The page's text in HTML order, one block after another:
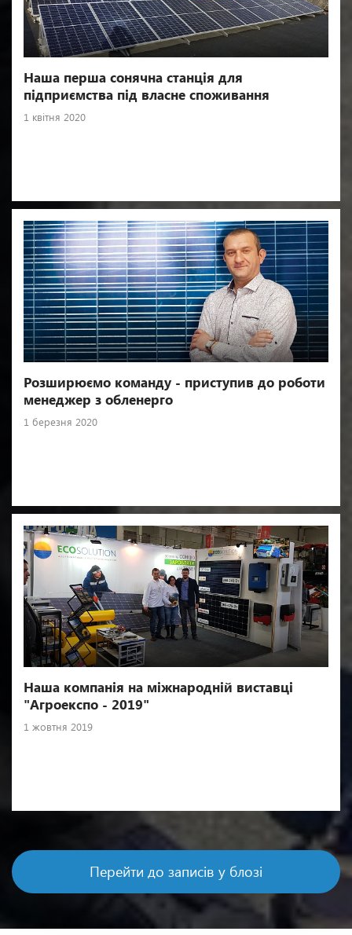
Наша перша сонячна станція для
підприємства під власне споживання
1 квітня 2020
Розширюємо команду - приступив до роботи
менеджер з обленерго
1 березня 2020
Наша компанія на міжнародній виставці
"Агроекспо - 2019"
1 жовтня 2019
Перейти до записів у блозі